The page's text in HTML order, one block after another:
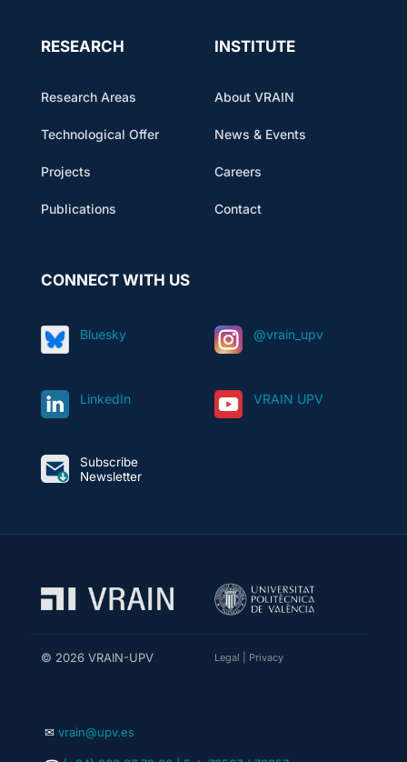
RESEARCH
Research Areas
Technological Offer
Projects
Publications
INSTITUTE
About VRAIN
News & Events
Careers
Contact
CONNECT WITH US
Bluesky @vrain_upv
LinkedIn VRAIN UPV
Subscribe
Newsletter
© 2026 VRAIN-UPV Legal Privacy
✉ vrain@upv.es